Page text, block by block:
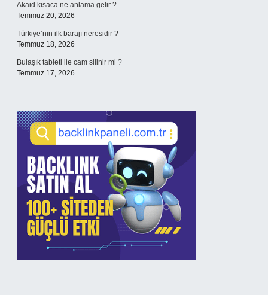
Akaid kısaca ne anlama gelir ?
Temmuz 20, 2026
Türkiye’nin ilk barajı neresidir ?
Temmuz 18, 2026
Bulaşık tableti ile cam silinir mi ?
Temmuz 17, 2026